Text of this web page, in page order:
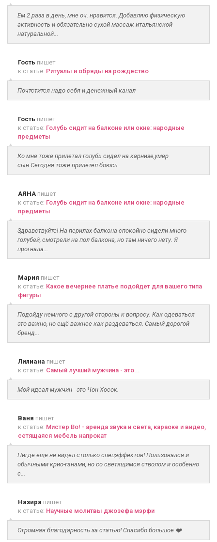
Ем 2 раза в день, мне оч. нравится. Добавляю физическую
активность и обязательно сухой массаж итальянской
натуральной...
Гость пишет
к статье: Ритуалы и обряды на рождество
Почтстится надо себя и денежный канал
Гость пишет
к статье: Голубь сидит на балконе или окне: народные
предметы
Ко мне тоже прилетал голубь сидел на карнизе,умер
сын.Сегодня тоже прилетел боюсь..
АЯНА пишет
к статье: Голубь сидит на балконе или окне: народные
предметы
Здравствуйте! На перилах балкона спокойно сидели много
голубей, смотрели на пол балкона, но там ничего нету. Я
прогнала...
Мария пишет
к статье: Какое вечернее платье подойдет для вашего типа
фигуры
Подойду немного с другой стороны к вопросу. Как одеваться
это важно, но ещё важнее как раздеваться. Самый дорогой
бренд...
Лилиана пишет
к статье: Самый лучший мужчина - это...
Мой идеал мужчин - это Чон Хосок.
Ваня пишет
к статье: Мистер Во! - аренда звука и света, караоке и видео,
сетящаяся мебель напрокат
Нигде еще не видел столько спецэффектов! Пользовался и
обычными крио-ганами, но со светящимся стволом и особенно
с...
Назира пишет
к статье: Научные молитвы джозефа мэрфи
Огромная благодарность за статью! Спасибо большое ❤️